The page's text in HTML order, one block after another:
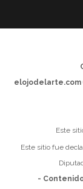
elojodelarte.com
Este
Este sitio fue
-